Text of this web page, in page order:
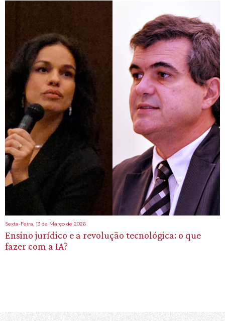
Sexta-Feira, 13 de Março de 2026
Ensino jurídico e a revolução tecnológica: o que
fazer com a IA?